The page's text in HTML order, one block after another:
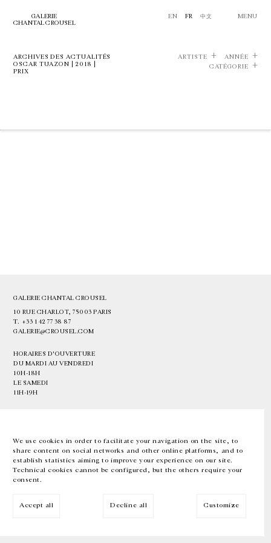
We use cookies in order to facilitate your navigation on the site, to
share content on social networks and other online platforms, and to
establish statistics aiming to improve your experience on our site.
Technical cookies cannot be configured, but the others require your
consent.
Accept all Decline all Customize
GALERIE
CHANTAL CROUSEL
EN FR 中文 MENU
ARCHIVES DES ACTUALITÉS
OSCAR TUAZON | 2018 |
PRIX
ARTISTE
ANNÉE
CATÉGORIE
GALERIE CHANTAL CROUSEL
10 RUE CHARLOT, 75003 PARIS
T. +33 1 42 77 38 87
GALERIE@CROUSEL.COM
HORAIRES D'OUVERTURE
DU MARDI AU VENDREDI
10H-18H
LE SAMEDI
11H-19H
EN FR 中文 Facebook Instagram
Inscrivez-vous à notre newsletter